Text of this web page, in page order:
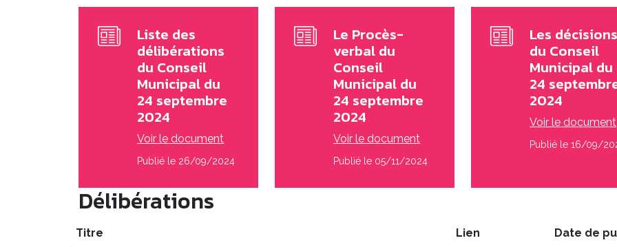
Liste des
délibérations
du Conseil
Municipal du
24 septembre
2024
Voir le document
Publié le 26/09/2024
Le Procès-
verbal du
Conseil
Municipal du
24 septembre
2024
Voir le document
Publié le 05/11/2024
Les décisions
du Conseil
Municipal du
24
2024
Voir le document
Publié le 16/09/
Délibérations
Titre Lien Date de